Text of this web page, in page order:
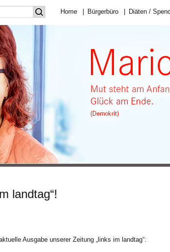
Home Bürgerbüro Diäten /
landtag“!
Ausgabe unserer Zeitung „links im landtag“: